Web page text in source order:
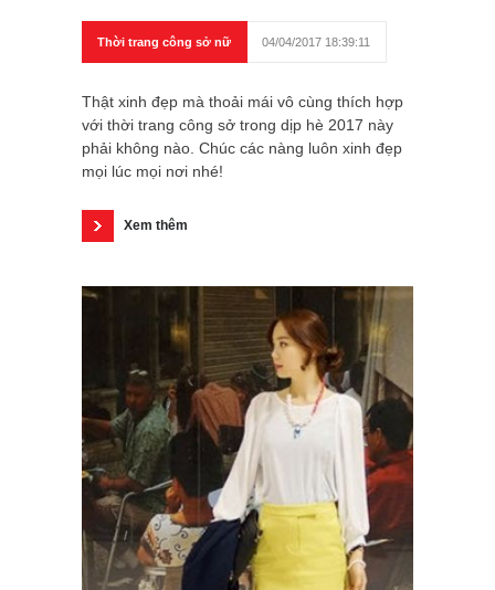
Thời trang công sở nữ 04/04/2017 18:39:11
Thật xinh đẹp mà thoải mái vô cùng thích hợp
với thời trang công sở trong dịp hè 2017 này
phải không nào. Chúc các nàng luôn xinh đẹp
mọi lúc mọi nơi nhé!
Xem thêm